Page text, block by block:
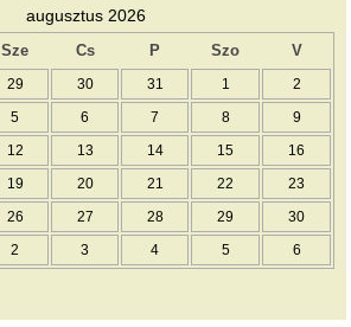
augusztus 2026
Sze Cs P Szo V
29 30 31 1 2
5 6 7 8 9
12 13 14 15 16
19 20 21 22 23
26 27 28 29 30
2 3 4 5 6